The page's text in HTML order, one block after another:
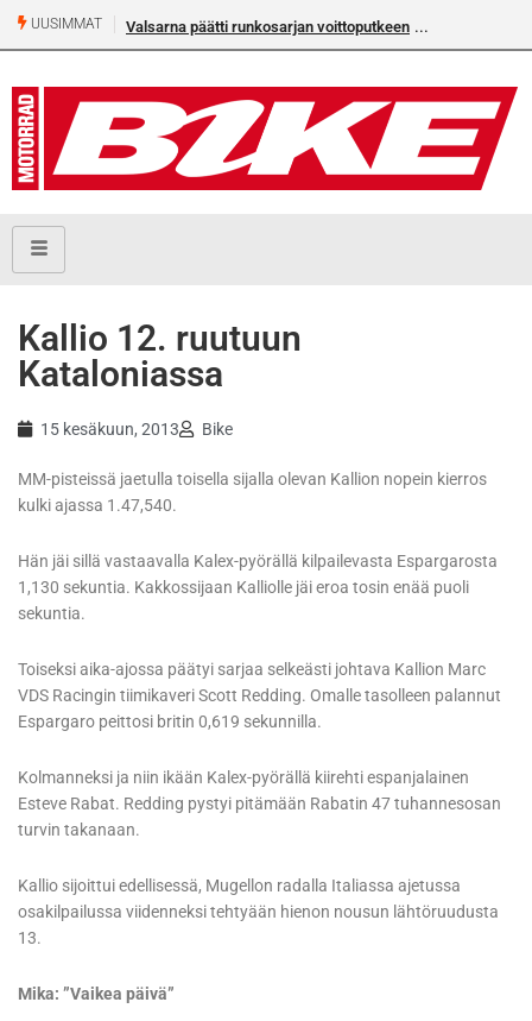
UUSIMMAT Valsarna päätti runkosarjan voittoputkeen
Kallio 12. ruutuun
Kataloniassa
15 kesäkuun, 2013 Bike
MM-pisteissä jaetulla toisella sijalla olevan Kallion nopein kierros
kulki ajassa 1.47,540.
Hän jäi sillä vastaavalla Kalex-pyörällä kilpailevasta Espargarosta
1,130 sekuntia. Kakkossijaan Kalliolle jäi eroa tosin enää puoli
sekuntia.
Toiseksi aika-ajossa päätyi sarjaa selkeästi johtava Kallion Marc
VDS Racingin tiimikaveri Scott Redding. Omalle tasolleen palannut
Espargaro peittosi britin 0,619 sekunnilla.
Kolmanneksi ja niin ikään Kalex-pyörällä kiirehti espanjalainen
Esteve Rabat. Redding pystyi pitämään Rabatin 47 tuhannesosan
turvin takanaan.
Kallio sijoittui edellisessä, Mugellon radalla Italiassa ajetussa
osakilpailussa viidenneksi tehtyään hienon nousun lähtöruudusta
13.
Mika: ”Vaikea päivä”